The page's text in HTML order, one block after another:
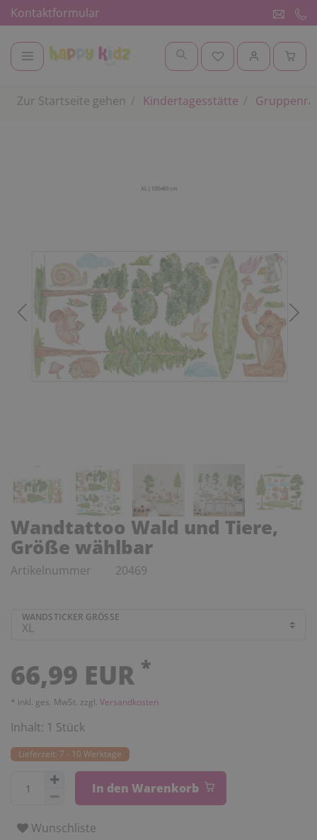
Kontaktformular
Zur Startseite gehen Kindertagesstätte
Wandtattoo Wald und Tiere,
Größe wählbar
Artikelnummer 20469
WANDSTICKER GRÖSSE
66,99 EUR *
* inkl. ges. MwSt. zzgl. Versandkosten
Inhalt: 1 Stück
Lieferzeit: 7 - 10 Werktage
In den Warenkorb
Wunschliste